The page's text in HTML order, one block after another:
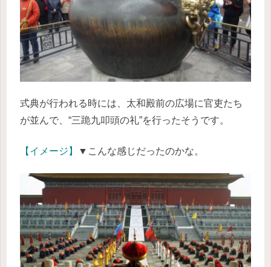
式典が行われる時には、太和殿前の広場に官吏たち
が並んで、“三跪九叩頭の礼”を行ったそうです。
【イメージ】 ▼こんな感じだったのかな。